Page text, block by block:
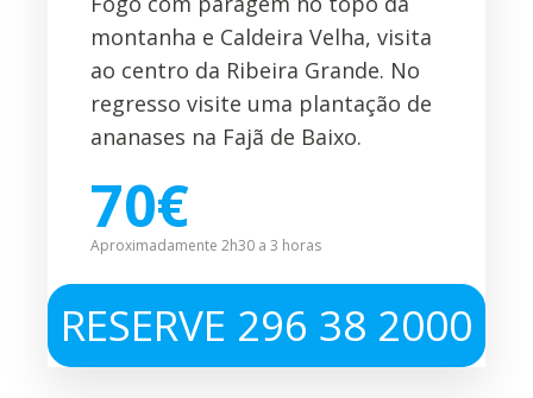
montanha e Caldeira Velha, visita
ao centro da Ribeira Grande. No
regresso visite uma plantação de
ananases na Fajã de Baixo.
70€
Aproximadamente 2h30 a 3 horas
RESERVE 296 38 2000